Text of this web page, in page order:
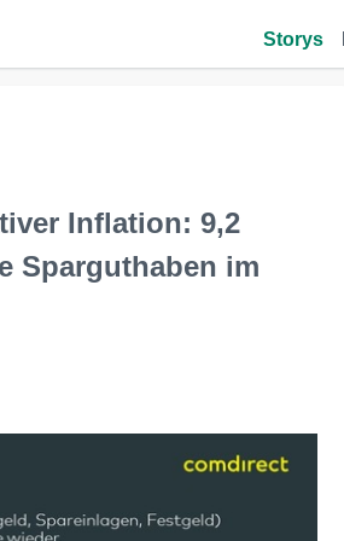
Storys
Inflation: 9,2
Sparguthaben im